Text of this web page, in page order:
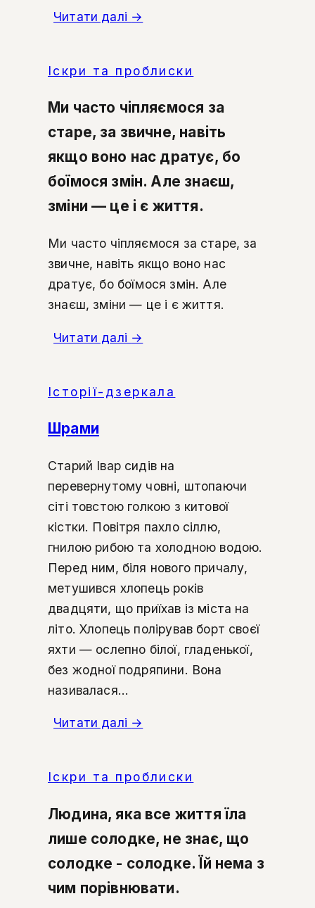
Читати далі →
Іскри та проблиски
Ми часто чіпляємося за
старе, за звичне, навіть
якщо воно нас дратує, бо
боїмося змін. Але знаєш,
зміни — це і є життя.
Ми часто чіпляємося за старе, за
звичне, навіть якщо воно нас
дратує, бо боїмося змін. Але
знаєш, зміни — це і є життя.
Читати далі →
Історії-дзеркала
Шрами
Старий Івар сидів на
перевернутому човні, штопаючи
сіті товстою голкою з китової
кістки. Повітря пахло сіллю,
гнилою рибою та холодною водою.
Перед ним, біля нового причалу,
метушився хлопець років
двадцяти, що приїхав із міста на
літо. Хлопець полірував борт своєї
яхти — ослепно білої, гладенької,
без жодної подряпини. Вона
називалася...
Читати далі →
Іскри та проблиски
Людина, яка все життя їла
лише солодке, не знає, що
солодке - солодке. Їй нема з
чим порівнювати.